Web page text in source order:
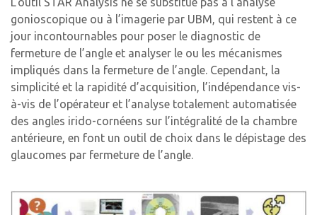
gonioscopique ou à l’imagerie par UBM, qui restent à ce
jour incontournables pour poser le diagnostic de
fermeture de l’angle et analyser le ou les mécanismes
impliqués dans la fermeture de l’angle. Cependant, la
simplicité et la rapidité d’acquisition, l’indépendance vis-
à-vis de l’opérateur et l’analyse totalement automatisée
des angles irido-cornéens sur l’intégralité de la chambre
antérieure, en font un outil de choix dans le dépistage des
glaucomes par fermeture de l’angle.